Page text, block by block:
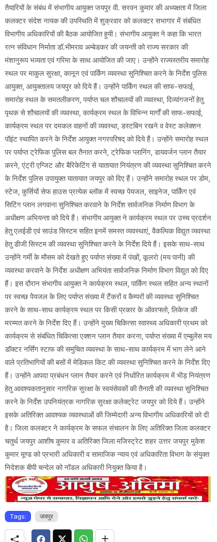
तैयारियों के संबंध में संभागीय आयुक्त जयपुर वी. सरवन कुमार की अध्यक्षता में जिला
कलक्टर संदेश नायक की उपस्थिति में शुक्रवार को कलक्टर सभागार में संबंधित
विभागीय अधिकारियों की बैठक आयोजित हुयी। संभागीय आयुक्त ने कहा कि भारत
रत्न संविधान निर्माता डॉ.भीमराव अम्बेडकर की जयन्ती को राज्य सरकार की
मंशानुरूप भव्यता एवं गरिमा के साथ आयोजित की जाए। उन्होंने राज्यस्तरीय समारोह
स्थल पर माकुल सुरक्षा, कानून एवं पार्किंग व्यवस्था सुनिश्चित करने के निर्देश पुलिस
आयुक्त, आयुक्तालय जयपुर को दिये हैं। उन्होंने पार्किंग स्थल की साफ-सफाई,
समारोह स्थल के समतलीकरण, पर्याप्त चल शौचालयों की व्यवस्था, दिव्यांगजनों हेतु
पृथक से शौचालयों की व्यवस्था, कार्यक्रम स्थल के विभिन्न मार्गों की साफ-सफाई,
कार्यक्रम स्थल पर दमकल वाहनों की व्यवस्था, डस्टबिन रखने व वेस्ट कलेक्शन
पॉइंट स्थापित करने के निर्देश आयुक्त नगरपरिषद् को दिये हैं। उन्होंने समारोह स्थल
पर पर्याप्त ट्रेफिक पुलिस बल तैनात करने, ट्रेफिक प्लानिंग, डायवर्जन प्लान तैयार
करने, एंट्री एग्जिट और बैरिकेटिंग से यातायात नियंत्रण की व्यवस्था सुनिश्चित करने
के निर्देश पुलिस उपायुक्त यातायात जयपुर को दिए हैं। उन्होंने समारोह स्थल पर डोम,
स्टेज, कुर्सियों सेफ हाउस प्रत्येक ब्लॉक में स्वच्छ पेयजल, साइनेज, पार्किंग एवं
सिटिंग प्लान लगवाना सुनिश्चित करवाने के निर्देश सार्वजनिक निर्माण विभाग के
अधीक्षण अभियन्ता को दिये हैं। संभागीय आयुक्त ने कार्यक्रम स्थल पर उच्च प्रदर्शन
हेतु एलईडी एवं साउंड सिस्टम सहित इनमें समस्त व्यवस्थाएं, वैकल्पिक विद्युत व्यवस्था
हेतु डीजी सिस्टम की व्यवस्था सुनिश्चित करने के निर्देश दिये हैं। इसके साथ-साथ
उन्होंने गर्मी के मौसम को देखते हुए पर्याप्त संख्या में पंखों, कूलरो (मय पानी) की
व्यवस्था करवाने के निर्देश अधीक्षण अभियंता सार्वजनिक निर्माण विभाग विद्युत को दिए
हैं। इस दौरान संभागीय आयुक्त ने कार्यक्रम स्थल, पार्किंग स्थल सहित अन्य स्थानों
पर स्वच्छ पेेयजल के लिए पर्याप्त संख्या में टैंकरों व कैम्परों की व्यवस्था सुनिश्चित
करने के साथ-साथ कार्यक्रम स्थल पर किसी प्रकार के ऑवरफ्लो, लिकेज की
मरम्मत करने के निर्देश दिए हैं। उन्होंने मुख्य चिकित्सा स्वास्थ्य अधिकारी प्रथम को
कार्यक्रम से संबंधित चिकित्सा एक्शन प्लान तैयार करना, पर्याप्त संख्या में एम्बुलेंस मय
डॉक्टर नर्सिंग स्टाफ की समुचित व्यवस्था के साथ-साथ कार्यक्रम में भाग लेने आने
वाले प्रतिभागियों की बसों में मेडिकल किट की व्यवस्था सुनिश्चित करने के निर्देश दिए
हैं। उन्होंने आपदा प्रबंधन प्लान तैयार करने एवं निर्धारित कार्यक्रम में भीड़ नियंत्रण
हेतु आवश्यकतानुसार नागरिक सुरक्षा के स्वयंसेवकों की तैनाती की व्यवस्था सुनिश्चित
करने के निर्देश उपनियंत्रक नागरिक सुरक्षा कलेक्ट्रेट जयपुर को दिये हैं। उन्होंने
इसके अतिरिक्त आवश्यक व्यवस्थाओं की जिम्मेदारी अन्य विभागीय अधिकारियों को दी
है। जिला कलक्टर ने कार्यक्रम के सफल संचालन के लिए अतिरिक्त जिला कलक्टर
चतुर्थ जयपुर आशीष कुमार व अतिरिक्त जिला मजिस्ट्रेट शहर उत्तर जयपुर मुकेश
कुमार मूण्ड को प्रभारी अधिकारी व सामाजिक न्याय एवं अधिकारिता विभाग के संयुक्त
निदेशक बीपी चन्देल को नॉडल अधिकारी नियुक्त किया है।
Tags: जयपुर